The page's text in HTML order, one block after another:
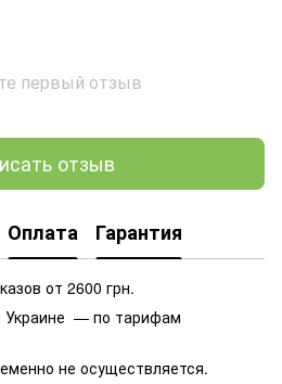
первый отзыв
отзыв
Оплата Гарантия
от 2600 грн.
Украине — по тарифам
не осуществляется.